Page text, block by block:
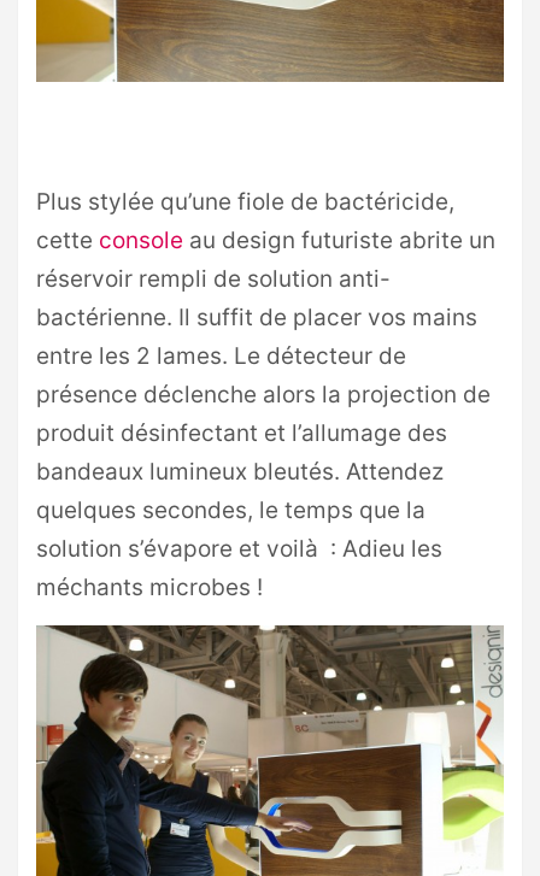
Plus stylée qu’une fiole de bactéricide,
cette console au design futuriste abrite un
réservoir rempli de solution anti-
bactérienne. Il suffit de placer vos mains
entre les 2 lames. Le détecteur de
présence déclenche alors la projection de
produit désinfectant et l’allumage des
bandeaux lumineux bleutés. Attendez
quelques secondes, le temps que la
solution s’évapore et voilà : Adieu les
méchants microbes !